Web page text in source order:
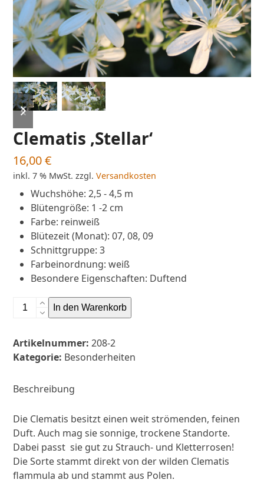
previous
slide
next
slide
Clematis ‚Stellar‘
16,00€
inkl. 7 % MwSt. zzgl.Versandkosten
Wuchshöhe:2,5 - 4,5 m
Blütengröße: 1 -2 cm
Farbe: reinweiß
Blütezeit (Monat):07, 08, 09
Schnittgruppe:3
Farbeinordnung:weiß
Besondere Eigenschaften: Duftend
Clematis
'Stellar'
In den Warenkorb
Artikelnummer:208-2
Kategorie: Besonderheiten
Beschreibung
Die Clematis besitzt einen weit strömenden, feinen
Duft. Auch mag sie sonnige, trockene Standorte.
Dabei passt sie gut zu Strauch- und Kletterrosen!
Die Sorte stammt direkt von der wilden Clematis
flammula ab und stammt aus Polen.